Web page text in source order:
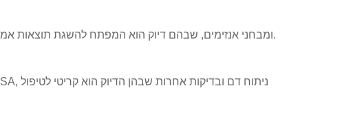
הם חיוניים למשימות כגון מיצוי DNA/RNA, התקנת PCR ומבחני אנזימים, שבהם דיוק הוא המפתח להשגת תוצאות אמינות.